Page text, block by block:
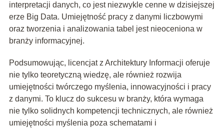
interpretacji danych, co jest niezwykle cenne w dzisiejszej
erze Big Data. Umiejętność pracy z danymi liczbowymi
oraz tworzenia i analizowania tabel jest nieoceniona w
branży informacyjnej.
Podsumowując, licencjat z Architektury Informacji oferuje
nie tylko teoretyczną wiedzę, ale również rozwija
umiejętności twórczego myślenia, innowacyjności i pracy
z danymi. To klucz do sukcesu w branży, która wymaga
nie tylko solidnych kompetencji technicznych, ale również
umiejętności myślenia poza schematami i